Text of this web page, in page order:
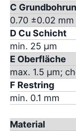
C
0.70 ±0.02 mm
D Cu Schicht
min. 25 µm
E Oberfläche
max. 1.5 µm;
F Restring
min. 0.1 mm
Material